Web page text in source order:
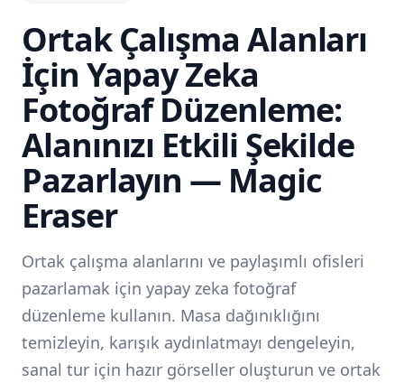
Ortak Çalışma Alanları
İçin Yapay Zeka
Fotoğraf Düzenleme:
Alanınızı Etkili Şekilde
Pazarlayın — Magic
Eraser
Ortak çalışma alanlarını ve paylaşımlı ofisleri
pazarlamak için yapay zeka fotoğraf
düzenleme kullanın. Masa dağınıklığını
temizleyin, karışık aydınlatmayı dengeleyin,
sanal tur için hazır görseller oluşturun ve ortak